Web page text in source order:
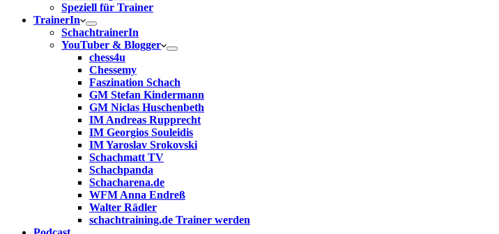
Speziell für Trainer
TrainerIn
SchachtrainerIn
YouTuber & Blogger
chess4u
Chessemy
Faszination Schach
GM Stefan Kindermann
GM Niclas Huschenbeth
IM Andreas Rupprecht
IM Georgios Souleidis
IM Yaroslav Srokovski
Schachmatt TV
Schachpanda
Schacharena.de
WFM Anna Endreß
Walter Rädler
schachtraining.de Trainer werden